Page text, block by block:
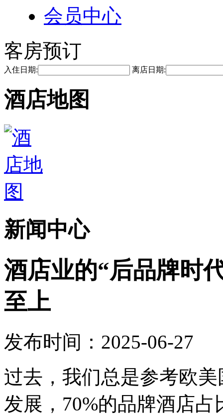
会员中心
客房预订
入住日期: 离店日期:
酒店地图
新闻中心
酒店业的“后品牌时
至上
发布时间：2025-06-27
过去，我们总是参考欧
发展，70%的品牌酒店